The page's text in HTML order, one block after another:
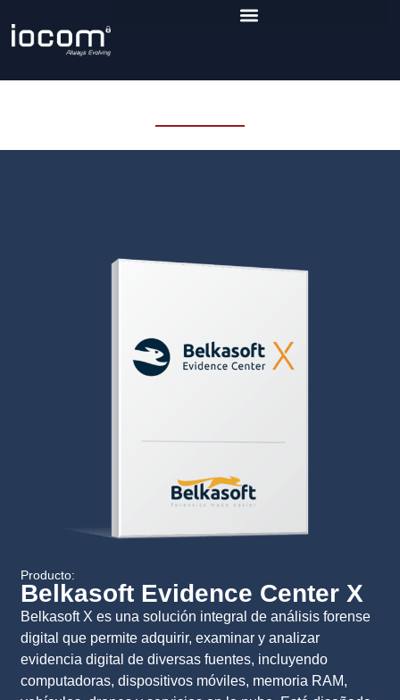
Producto:
Belkasoft Evidence Center X
Belkasoft X es una solución integral de análisis forense
digital que permite adquirir, examinar y analizar
evidencia digital de diversas fuentes, incluyendo
computadoras, dispositivos móviles, memoria RAM,